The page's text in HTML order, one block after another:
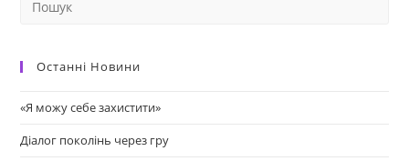
Останні Новини
«Я можу себе захистити»
Діалог поколінь через гру